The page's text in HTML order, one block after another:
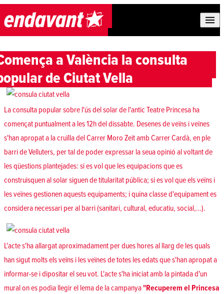
Skip to content
a València la consulta
de Ciutat Vella
La consulta popular sobre l'ús del solar de l'antic Teatre Princesa ha
començat puntualment a les 12h del dissabte. Desenes de veïns i veïnes
s'han apropat a la cruïlla del Carrer Moro Zeit amb Carrer Cardà, en ple
barri de Velluters, per tal de poder expressar la seua opinió al voltant de
les qüestions plantejades: si es vol que les equipacions que es
construisquen al solar siguen de titularitat pública; si es vol que els veïns i
les veïnes gestionen aquests equipaments; i quina classe d'equipament es
considera necessari per al barri (sanitari, cultural, educatiu, social,…).
L'acte s'ha allargat aproximadament per dues hores al llarg de les quals
han sigut molts els veïns i les veïnes de totes les edats que s'han apropat a
informar-se i dipositar el seu vot. L'acte s'ha iniciat amb la pintada d'un
mural on es podia llegir el lema de la campanya"Recuperem el Princesa